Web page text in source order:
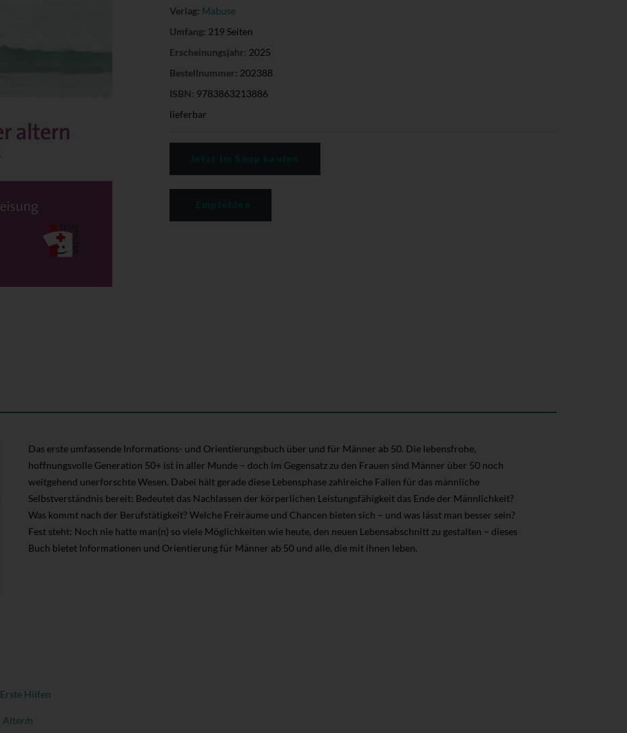
Verlag: Mabuse
Umfang: 219 Seiten
Erscheinungsjahr: 2025
Bestellnummer: 202388
ISBN: 9783863213886
lieferbar
Das erste umfassende Informations- und Orientierungsbuch über und für Männer ab 50. Die lebensfrohe,
hoffnungsvolle Generation 50+ ist in aller Munde – doch im Gegensatz zu den Frauen sind Männer über 50 noch
weitgehend unerforschte Wesen. Dabei hält gerade diese Lebensphase zahlreiche Fallen für das männliche
Selbstverständnis bereit: Bedeutet das Nachlassen der körperlichen Leistungsfähigkeit das Ende der Männlichkeit?
Was kommt nach der Berufstätigkeit? Welche Freiräume und Chancen bieten sich – und was lässt man besser sein?
Fest steht: Noch nie hatte man(n) so viele Möglichkeiten wie heute, den neuen Lebensabschnitt zu gestalten – dieses
Buch bietet Informationen und Orientierung für Männer ab 50 und alle, die mit ihnen leben.
Erste Hilfen
Alter/n